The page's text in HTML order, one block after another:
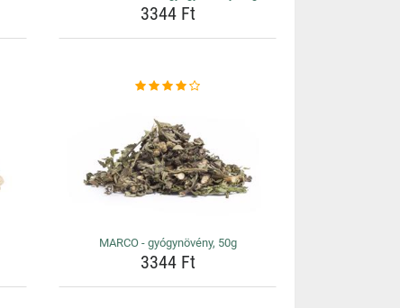
3344 Ft
MARCO - gyógynövény, 50g
3344 Ft